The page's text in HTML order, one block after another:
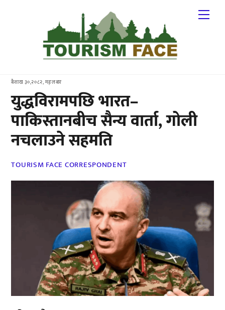
बैशाख ३०,२०८२, मङ्लबार
युद्धविरामपछि भारत–
पाकिस्तानबीच सैन्य वार्ता, गोली
नचलाउने सहमति
TOURISM FACE CORRESPONDENT